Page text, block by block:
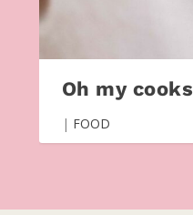
Oh my cooks
| FOOD